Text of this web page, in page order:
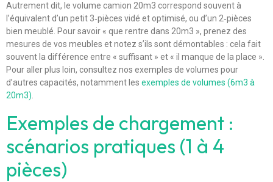
Autrement dit, le volume camion 20m3 correspond souvent à
l’équivalent d’un petit 3‑pièces vidé et optimisé, ou d’un 2‑pièces
bien meublé. Pour savoir « que rentre dans 20m3 », prenez des
mesures de vos meubles et notez s’ils sont démontables : cela fait
souvent la différence entre « suffisant » et « il manque de la place ».
Pour aller plus loin, consultez nos exemples de volumes pour
d’autres capacités, notamment les exemples de volumes (6m3 à
20m3).
Exemples de chargement :
scénarios pratiques (1 à 4
pièces)